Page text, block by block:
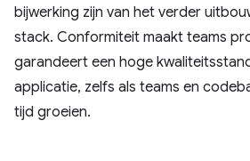
bijwerking zijn van het verder
stack. Conformiteit maakt teams
garandeert een hoge
applicatie, zelfs als teams en
tijd groeien.